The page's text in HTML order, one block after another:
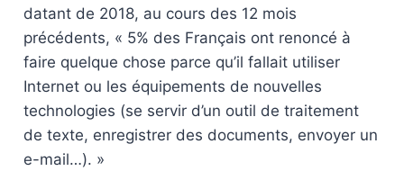
datant de 2018, au cours des 12 mois
précédents, « 5% des Français ont renoncé à
faire quelque chose parce qu’il fallait utiliser
Internet ou les équipements de nouvelles
technologies (se servir d’un outil de traitement
de texte, enregistrer des documents, envoyer un
e-mail…). »